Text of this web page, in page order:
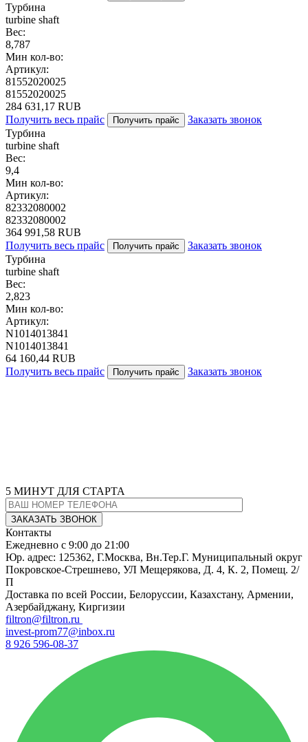
Турбина
turbine shaft
Вес:
8,787
Мин кол-во:
Артикул:
81552020025
81552020025
284 631,17 RUB
Получить весь прайс
Получить прайс
Заказать звонок
Турбина
turbine shaft
Вес:
9,4
Мин кол-во:
Артикул:
82332080002
82332080002
364 991,58 RUB
Получить весь прайс
Получить прайс
Заказать звонок
Турбина
turbine shaft
Вес:
2,823
Мин кол-во:
Артикул:
N1014013841
N1014013841
64 160,44 RUB
Получить весь прайс
Получить прайс Заказать звонок
5 МИНУТ ДЛЯ СТАРТА
Контакты
Ежедневно с 9:00 до 21:00
Юр. адрес: 125362, Г.Москва, Вн.Тер.Г. Муниципальный округ
Покровское-Стрешнево, УЛ Мещерякова, Д. 4, К. 2, Помещ. 2/
П
Доставка по всей России, Белоруссии, Казахстану, Армении,
Азербайджану, Киргизии
filtron@filtron.ru
invest-prom77@inbox.ru
8 926 596-08-37